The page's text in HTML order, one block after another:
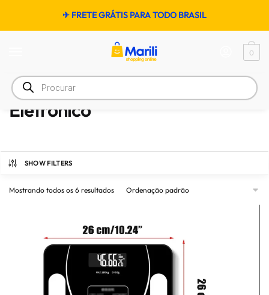
✈ FRETE GRÁTIS PARA TODO BRASIL
0
Início / Eletrônico
Eletrônico
SHOW FILTERS
Mostrando todos os 6 resultados